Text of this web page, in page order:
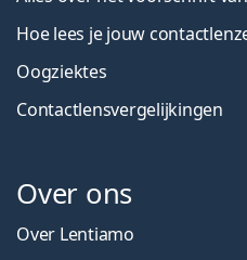
Hoe lees je jouw
Oogziektes
Contactlensvergelijkingen
Over ons
Over Lentiamo